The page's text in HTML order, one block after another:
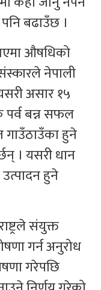
बढाउँछ ।
औषधिको
नेपाली
असार १५
पर्व बन्न सफल
हुने
। यसरी धान
हुने
संयुक्त
गर्न अनुरोध
गरेपछि